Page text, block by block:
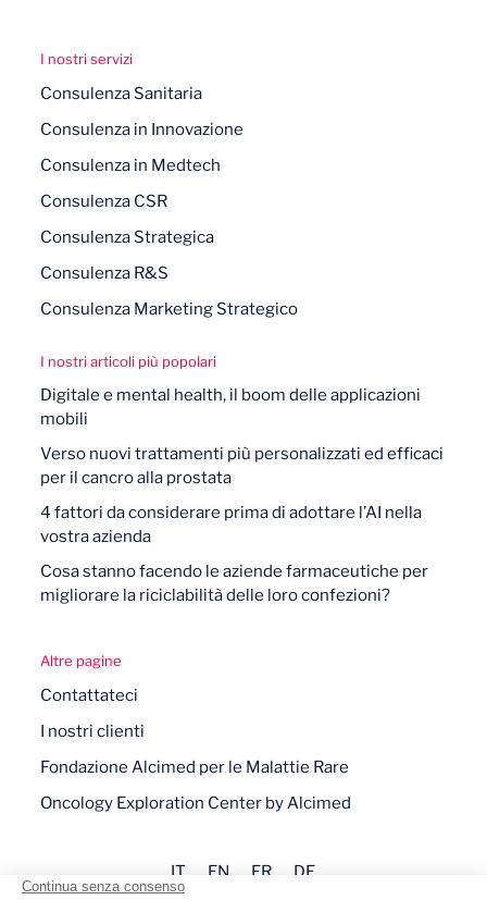
I nostri servizi
Consulenza Sanitaria
Consulenza in Innovazione
Consulenza in Medtech
Consulenza CSR
Consulenza Strategica
Consulenza R&S
Consulenza Marketing Strategico
I nostri articoli più popolari
Digitale e mental health, il boom delle applicazioni
mobili
Verso nuovi trattamenti più personalizzati ed efficaci
per il cancro alla prostata
4 fattori da considerare prima di adottare l’AI nella
vostra azienda
Cosa stanno facendo le aziende farmaceutiche per
migliorare la riciclabilità delle loro confezioni?
Altre pagine
Contattateci
I nostri clienti
Fondazione Alcimed per le Malattie Rare
Oncology Exploration Center by Alcimed
IT EN FR DE